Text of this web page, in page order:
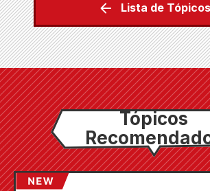
Lista de Tópicos
Tópicos